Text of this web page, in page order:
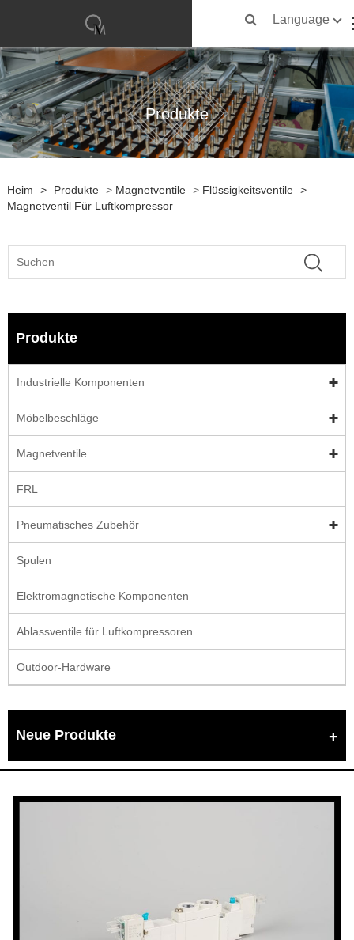
Language
Produkte
Heim > Produkte > Magnetventile > Flüssigkeitsventile >
Magnetventil Für Luftkompressor
Produkte
Industrielle Komponenten
Möbelbeschläge
Magnetventile
FRL
Pneumatisches Zubehör
Spulen
Elektromagnetische Komponenten
Ablassventile für Luftkompressoren
Outdoor-Hardware
Neue Produkte